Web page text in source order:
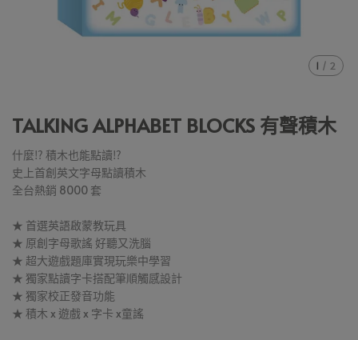
1 / 2
TALKING ALPHABET BLOCKS 有聲積木
什麼⁉️ 積木也能點讀⁉️
史上首創英文字母點讀積木
全台熱銷 8000 套
★ 首選英語啟蒙教玩具
★ 原創字母歌謠 好聽又洗腦
★ 超大遊戲題庫實現玩樂中學習
★ 獨家點讀字卡搭配筆順觸感設計
★ 獨家校正發音功能
★ 積木 x 遊戲 x 字卡 x童謠